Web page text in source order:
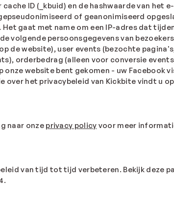
ID (_kbuid) en de hashwaarde van het
of geanonimiseerd
gaat met name om een IP-adres dat
volgende persoonsgegevens van
de website), user events (bezochte
orderbedrag (alleen voor conversie
website bent gekomen - uw Facebook
over het privacybeleid van Kickbite vindt u op
naar onze privacy policy voor meer
van tijd tot tijd verbeteren. Bekijk deze